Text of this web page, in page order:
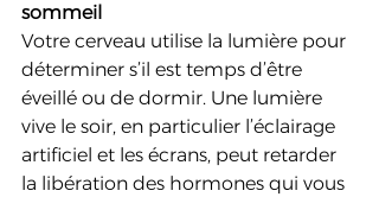
sommeil
Votre cerveau utilise la lumière pour
déterminer s’il est temps d’être
éveillé ou de dormir. Une lumière
vive le soir, en particulier l’éclairage
artificiel et les écrans, peut retarder
la libération des hormones qui vous